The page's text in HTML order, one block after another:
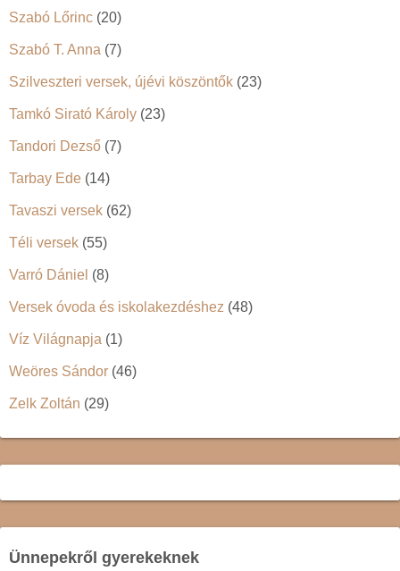
Szabó Lőrinc (20)
Szabó T. Anna (7)
Szilveszteri versek, újévi köszöntők (23)
Tamkó Sirató Károly (23)
Tandori Dezső (7)
Tarbay Ede (14)
Tavaszi versek (62)
Téli versek (55)
Varró Dániel (8)
Versek óvoda és iskolakezdéshez (48)
Víz Világnapja (1)
Weöres Sándor (46)
Zelk Zoltán (29)
Ünnepekről gyerekeknek